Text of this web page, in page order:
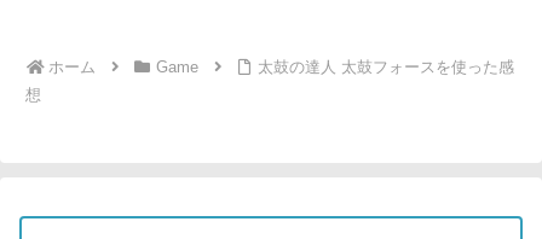
ホーム Game
太鼓の達人 太鼓フォースを使った感
想